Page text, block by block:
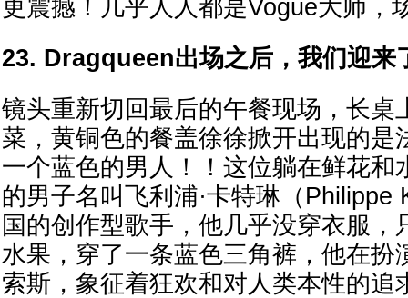
更震撼！几乎人人都是Vogue大师，
23. Dragqueen出场之后，我们迎
镜头重新切回最后的午餐现场，长桌
菜，黄铜色的餐盖徐徐掀开出现的是
一个蓝色的男人！！这位躺在鲜花和
的男子名叫飞利浦·卡特琳（Philippe
国的创作型歌手，他几乎没穿衣服，
水果，穿了一条蓝色三角裤，他在扮
索斯，象征着狂欢和对人类本性的追